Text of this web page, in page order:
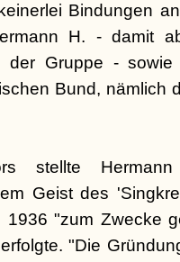
Bindungen
H. - damit
der Gruppe -
Bund, nämlich
stellte
Geist des
1936 "zum Zwecke
"Die